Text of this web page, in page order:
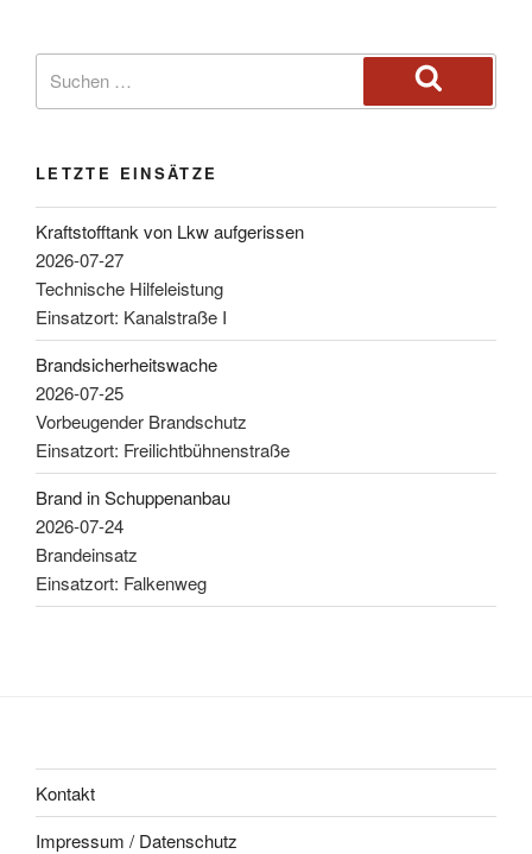
LETZTE EINSÄTZE
Kraftstofftank von Lkw aufgerissen
2026-07-27
Technische Hilfeleistung
Einsatzort: Kanalstraße I
Brandsicherheitswache
2026-07-25
Vorbeugender Brandschutz
Einsatzort: Freilichtbühnenstraße
Brand in Schuppenanbau
2026-07-24
Brandeinsatz
Einsatzort: Falkenweg
Kontakt
Impressum / Datenschutz